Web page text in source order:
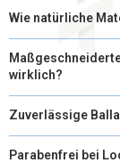
E
R
Wie natürliche
wirklich?
Zuverlässige
Parabenfrei bei